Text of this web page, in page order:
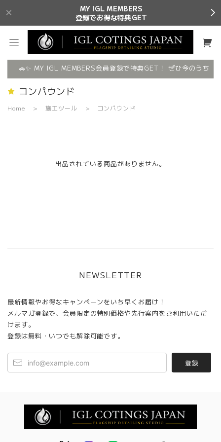
MY IGL MEMBERS
登録でお得な特典GET
🚗✨ MY IGL MEMBERS会員登録で特典GET！ ぜひ今のうちに
コンパウンド
Home 施工ツール コンパウンド
出品されている商品がありません。
NEWSLETTER
最新情報やお得なキャンペーンをいち早くお届け！
メルマガ登録で、会員限定の特別価格や先行案内をご利用いただ
けます。
登録は無料・いつでも解除可能です。
登録